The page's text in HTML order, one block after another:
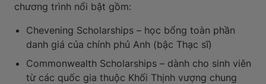
chương trình nổi bật gồm:
Chevening Scholarships – học bổng toàn phần
danh giá của chính phủ Anh (bậc Thạc sĩ)
Commonwealth Scholarships – dành cho sinh viên
từ các quốc gia thuộc Khối Thịnh vượng chung